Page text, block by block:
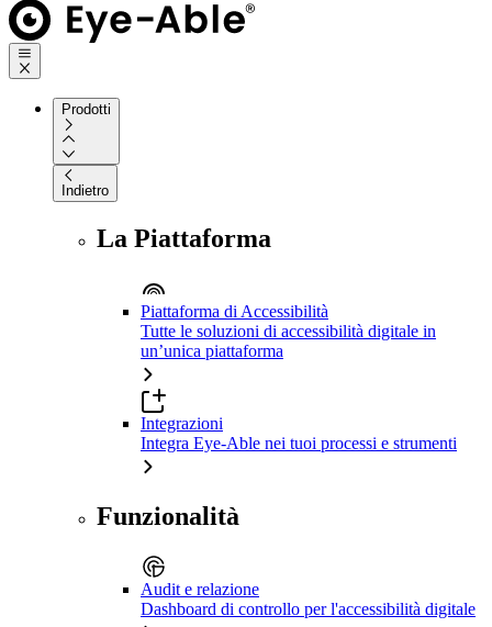
Prodotti
Indietro
La Piattaforma
Piattaforma di Accessibilità
Tutte le soluzioni di accessibilità digitale in
un’unica piattaforma
Integrazioni
Integra Eye-Able nei tuoi processi e strumenti
Funzionalità
Audit e relazione
Dashboard di controllo per l'accessibilità digitale